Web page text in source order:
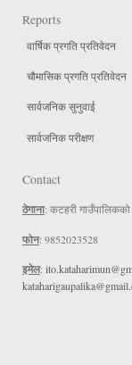
Reports
वार्षिक प्रगति प्रतिवेदन
चौमासिक प्रगति प्रतिवेदन
सार्वजनिक सुनुवाई
सार्वजनिक परीक्षण
Contact
ठेगाना: कटहरी
फोन: 9852023528
इमेल: